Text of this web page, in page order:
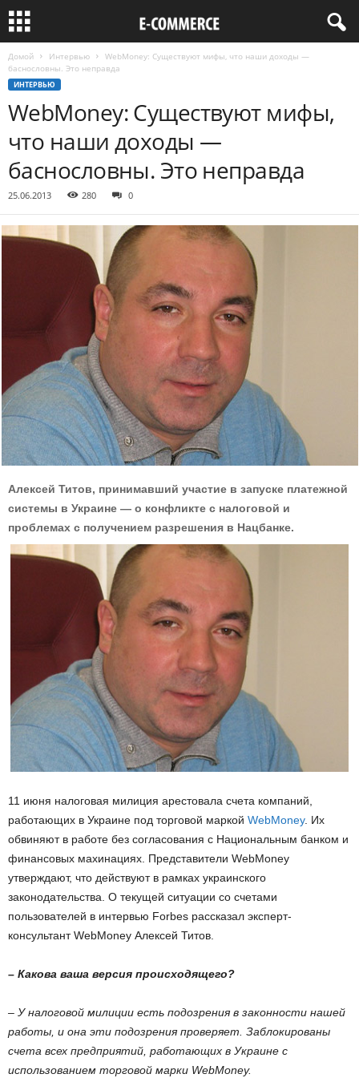
Домой Интервью
WebMoney: Существуют мифы, что наши доходы —
баснословны. Это неправда
ИНТЕРВЬЮ
WebMoney: Существуют мифы,
что наши доходы —
баснословны. Это неправда
25.06.2013 280 0
Алексей Титов, принимавший участие в запуске платежной
системы в Украине — о конфликте с налоговой и
проблемах с получением разрешения в Нацбанке.
11 июня налоговая милиция арестовала счета компаний,
работающих в Украине под торговой маркой WebМoney. Их
обвиняют в работе без согласования с Национальным банком и
финансовых махинациях. Представители WebМoney
утверждают, что действуют в рамках украинского
законодательства. О текущей ситуации со счетами
пользователей в интервью Forbes рассказал эксперт-
консультант WebМoney Алексей Титов.
– Какова ваша версия происходящего?
– У налоговой милиции есть подозрения в законности нашей
работы, и она эти подозрения проверяет. Заблокированы
счета всех предприятий, работающих в Украине с
использованием торговой марки WebМoney.